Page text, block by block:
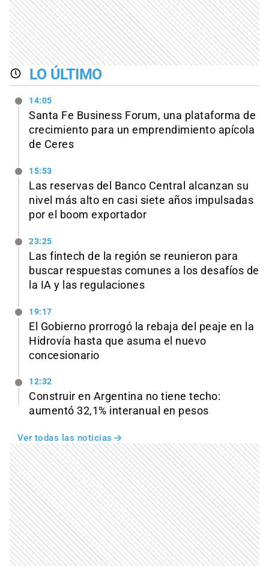
LO ÚLTIMO
14:05
Santa Fe Business Forum, una plataforma de
crecimiento para un emprendimiento apícola
de Ceres
15:53
Las reservas del Banco Central alcanzan su
nivel más alto en casi siete años impulsadas
por el boom exportador
23:25
Las fintech de la región se reunieron para
buscar respuestas comunes a los desafíos de
la IA y las regulaciones
19:17
El Gobierno prorrogó la rebaja del peaje en la
Hidrovía hasta que asuma el nuevo
concesionario
12:32
Construir en Argentina no tiene techo:
aumentó 32,1% interanual en pesos
Ver todas las noticias